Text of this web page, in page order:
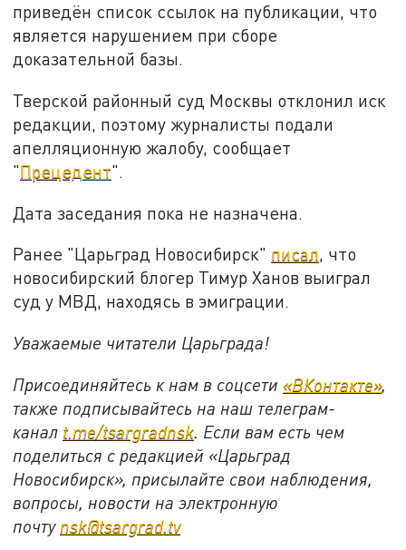
приведён список ссылок на публикации, что
является нарушением при сборе
доказательной базы.
Тверской районный суд Москвы отклонил иск
редакции, поэтому журналисты подали
апелляционную жалобу, сообщает
"Прецедент".
Дата заседания пока не назначена.
Ранее "Царьград Новосибирск" писал, что
новосибирский блогер Тимур Ханов выиграл
суд у МВД, находясь в эмиграции.
Уважаемые читатели Царьграда!
Присоединяйтесь к нам в соцсети «ВКонтакте»,
также подписывайтесь на наш телеграм-
канал t.me/tsargradnsk . Если вам есть чем
поделиться с редакцией «Царьград
Новосибирск», присылайте свои наблюдения,
вопросы, новости на электронную
почту nsk@tsargrad.tv